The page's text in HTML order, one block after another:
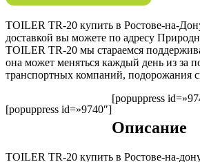
TOILER TR-20 купить в Ростове-на-
доставкой вы можете по адресу
TOILER TR-20 мы стараемся
она может меняться каждый день из за
транспортных компаний, подорожания
[popuppress id=»9740″]
[popuppress
Описание
TOILER TR-20 купить в Ростове-на-